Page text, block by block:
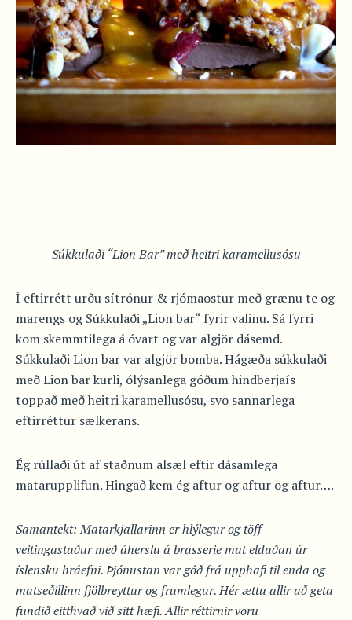
Súkkulaði “Lion Bar” með heitri karamellusósu
Í eftirrétt urðu sítrónur & rjómaostur með grænu te og
marengs og Súkkulaði „Lion bar“ fyrir valinu. Sá fyrri
kom skemmtilega á óvart og var algjör dásemd.
Súkkulaði Lion bar var algjör bomba. Hágæða súkkulaði
með Lion bar kurli, ólýsanlega góðum hindberjaís
toppað með heitri karamellusósu, svo sannarlega
eftirréttur sælkerans.
Ég rúllaði út af staðnum alsæl eftir dásamlega
matarupplifun. Hingað kem ég aftur og aftur og aftur….
Samantekt: Matarkjallarinn er hlýlegur og töff
veitingastaður með áherslu á brasserie mat eldaðan úr
íslensku hráefni. Þjónustan var góð frá upphafi til enda og
matseðillinn fjölbreyttur og frumlegur. Hér ættu allir að geta
fundið eitthvað við sitt hæfi. Allir réttirnir voru